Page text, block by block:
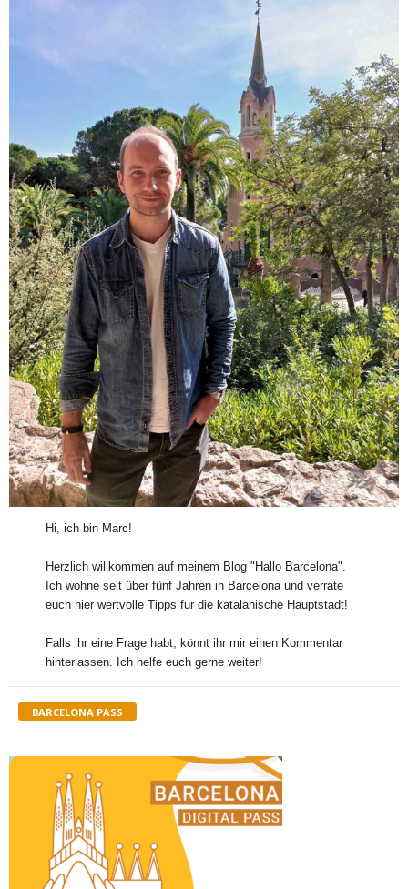
Hi, ich bin Marc!
Herzlich willkommen auf meinem Blog "Hallo Barcelona".
Ich wohne seit über fünf Jahren in Barcelona und verrate
euch hier wertvolle Tipps für die katalanische Hauptstadt!
Falls ihr eine Frage habt, könnt ihr mir einen Kommentar
hinterlassen. Ich helfe euch gerne weiter!
BARCELONA PASS